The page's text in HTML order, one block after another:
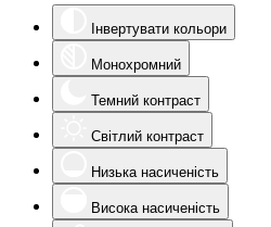
Інвертувати кольори
Монохромний
Темний контраст
Світлий контраст
Низька насиченість
Висока насиченість